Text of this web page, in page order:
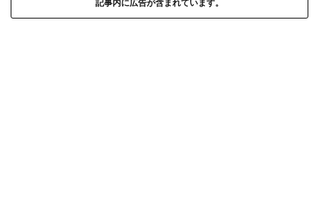
記事内に広告が含まれています。